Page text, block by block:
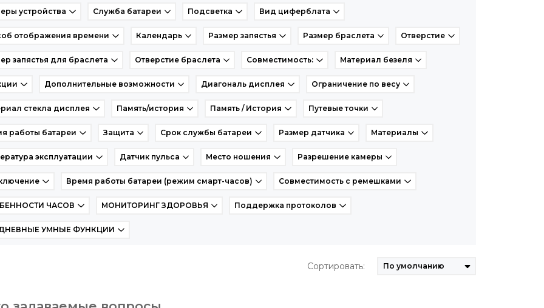
устройства Служба батареи Подсветка Вид циферблата
отображения времени Календарь Размер запястья Размер браслета Отверстие
запястья для браслета Отверстие браслета Совместимость: Материал безеля
Дополнительные возможности Диагональ дисплея Ограничение по весу
стекла дисплея Память/история Память / История Путевые точки
работы батареи Защита Срок службы батареи Размер датчика Материалы
эксплуатации Датчик пульса Место ношения Разрешение камеры
Время работы батареи (режим смарт-часов) Совместимость с ремешками
ЧАСОВ МОНИТОРИНГ ЗДОРОВЬЯ Поддержка протоколов
УМНЫЕ ФУНКЦИИ
Сортировать: